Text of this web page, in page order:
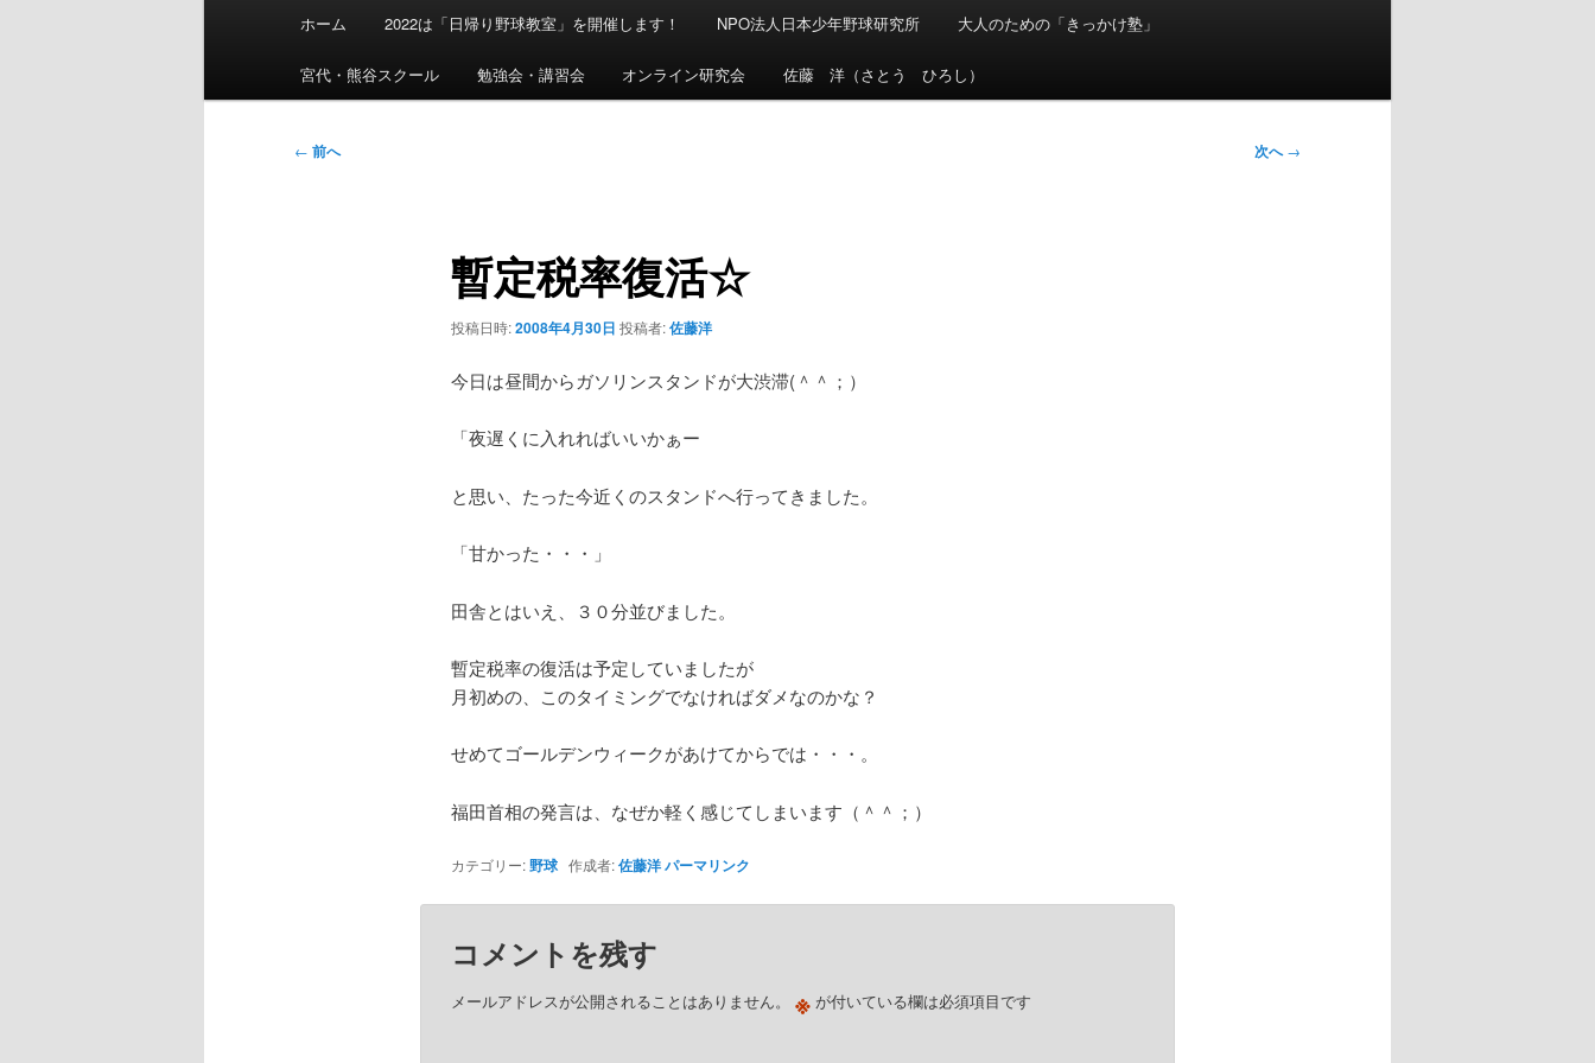
メ
ホーム 2022は「日帰り野球教室」を開催します！ NPO法人日本少年野球研究所 大人のための「きっかけ塾」
宮代・熊谷スクール 勉強会・講習会 オンライン研究会 佐藤 洋（さとう ひろし）
投
← 前へ 次へ→
暫定税率復活☆
投稿日時:2008年4月30日 投稿者:佐藤洋
今日は昼間からガソリンスタンドが大渋滞(＾＾；）
「夜遅くに入れればいいかぁー
と思い、たった今近くのスタンドへ行ってきました。
「甘かった・・・」
田舎とはいえ、３０分並びました。
暫定税率の復活は予定していましたが
月初めの、このタイミングでなければダメなのかな？
せめてゴールデンウィークがあけてからでは・・・。
福田首相の発言は、なぜか軽く感じてしまいます（＾＾；）
カテゴリー:野球作成者:佐藤洋パーマリンク
コメントを残す
メールアドレスが公開されることはありません。 ※が付いている欄は必須項目です